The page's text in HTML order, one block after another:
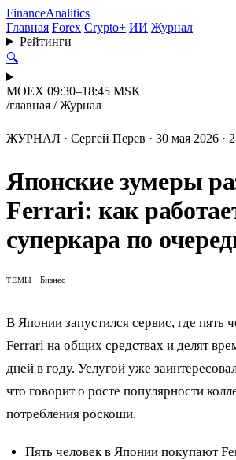
FinanceAnalitics
Главная Forex Crypto+ ИИ Журнал
Рейтинги
🔍
MOEX 09:30–18:45 MSK
/главная / Журнал
ЖУРНАЛ · Сергей Перев · 30 мая 2026 ·
Японские зумеры
Ferrari: как
суперкара по
ТЕМЫ Бизнес
В Японии запустился сервис, где пять
Ferrari на общих средствах и делят
дней в году. Услугой уже
что говорит о росте популярности
потребления роскоши.
Пять человек в Японии покупают